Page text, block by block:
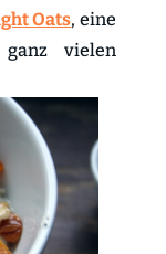
Oats, eine
vielen